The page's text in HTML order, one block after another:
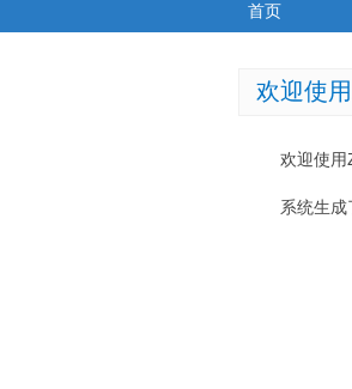
首页
欢迎使
欢迎使用
系统生成